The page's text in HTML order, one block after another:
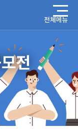
전체메뉴
전